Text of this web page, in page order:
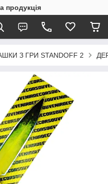
продукція
З ГРИ STANDOFF 2